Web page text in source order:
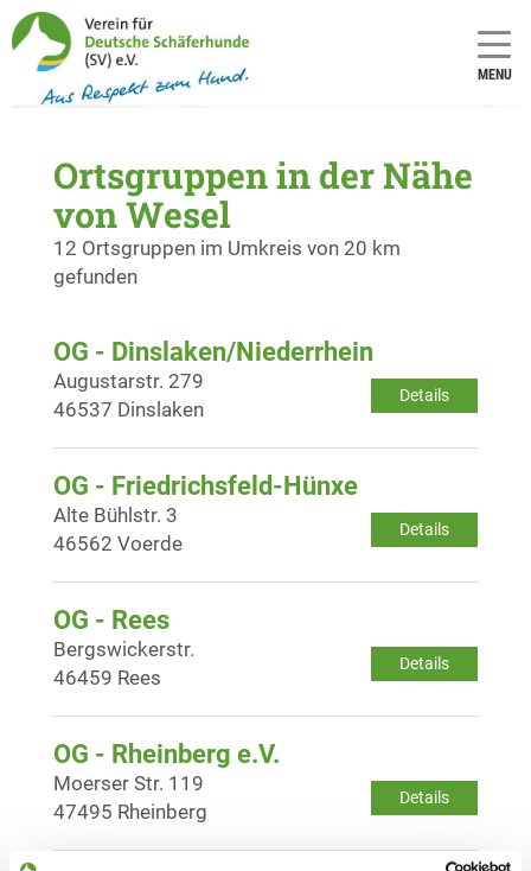
MENU
Ortsgruppen in der Nähe
von Wesel
12 Ortsgruppen im Umkreis von 20 km
gefunden
OG - Dinslaken/Niederrhein
Details
Augustarstr. 279
46537 Dinslaken
OG - Friedrichsfeld-Hünxe
Details
Alte Bühlstr. 3
46562 Voerde
OG - Rees
Details
Bergswickerstr.
46459 Rees
OG - Rheinberg e.V.
Details
Moerser Str. 119
47495 Rheinberg